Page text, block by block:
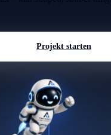
Projekt starten